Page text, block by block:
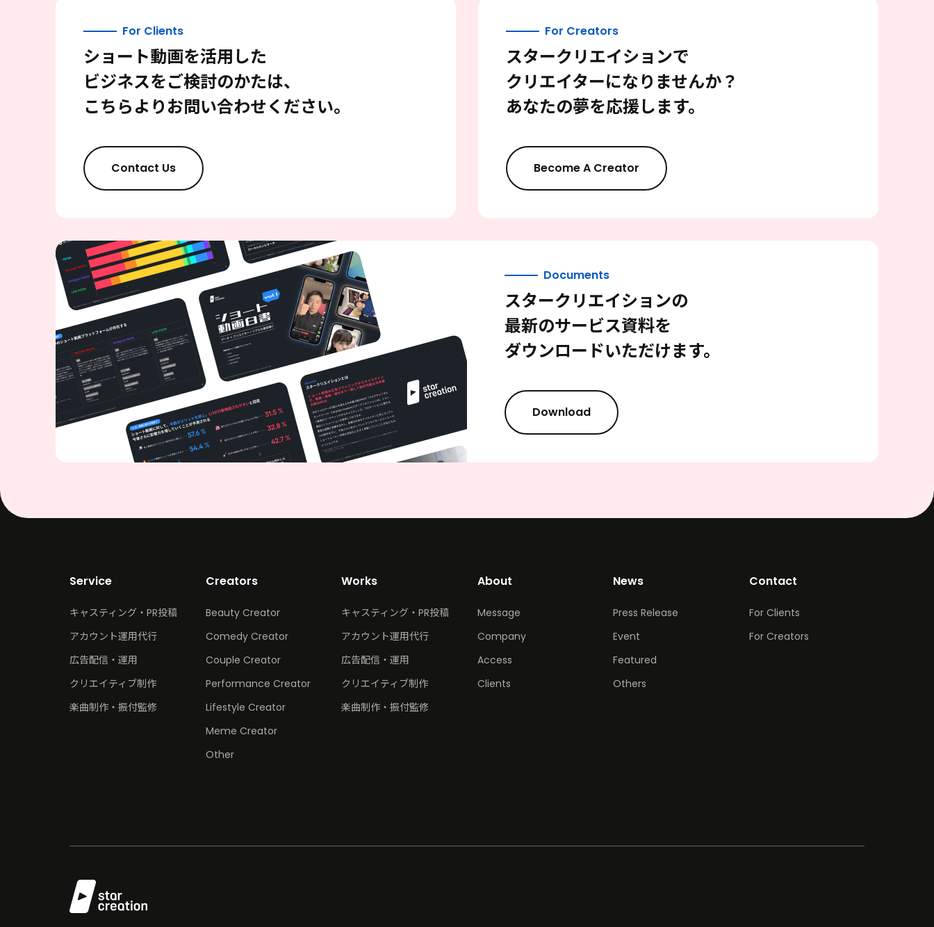
For Clients
ショート動画を活用した
ビジネスをご検討のかたは、
こちらよりお問い合わせください。
Contact Us
For Creators
スタークリエイションで
クリエイターになりませんか？
あなたの夢を応援します。
Become A Creator
Documents
スタークリエイションの
最新のサービス資料を
ダウンロードいただけます。
Download
Service
キャスティング・PR投稿
アカウント運用代行
広告配信・運用
クリエイティブ制作
楽曲制作・振付監修
Creators
Beauty Creator
Comedy Creator
Couple Creator
Performance Creator
Lifestyle Creator
Meme Creator
Other
Works
キャスティング・PR投稿
アカウント運用代行
広告配信・運用
クリエイティブ制作
楽曲制作・振付監修
About
Message
Company
Access
Clients
News
Press Release
Event
Featured
Others
Contact
For Clients
For Creators